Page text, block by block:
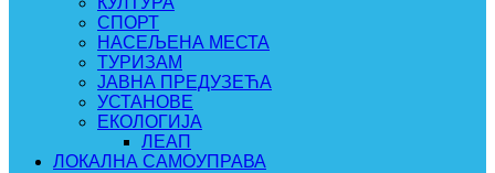
СПОРТ
НАСЕЉЕНА МЕСТА
ТУРИЗАМ
ЈАВНА ПРЕДУЗЕЋА
УСТАНОВЕ
ЕКОЛОГИЈА
ЛЕАП
ЛОКАЛНА САМОУПРАВА